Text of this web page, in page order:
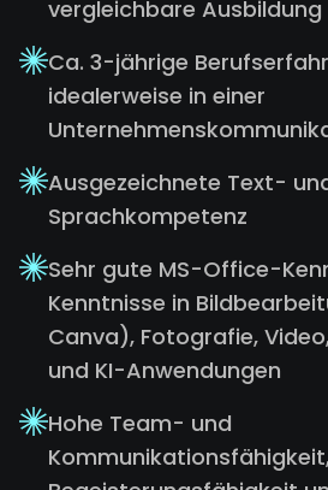
vergleichbare Ausbildung
Ca. 3-jährige
idealerweise in einer
Ausgezeichnete Text-
Sprachkompetenz
Sehr gute MS-Office-
Kenntnisse in
Canva), Fotografie,
und KI-Anwendungen
Hohe Team- und